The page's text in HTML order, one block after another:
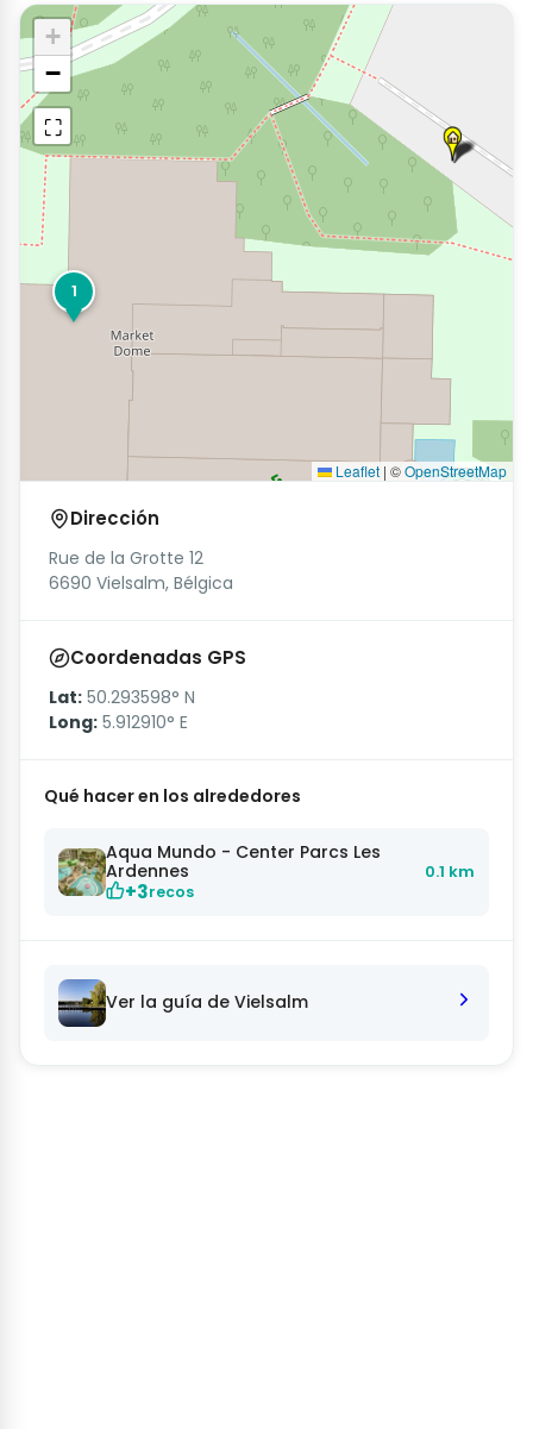
1
+
−
⛶
Leaflet | ©OpenStreetMap
Dirección
Rue de la Grotte 12
6690 Vielsalm, Bélgica
Coordenadas GPS
Lat: 50.293598° N
Long: 5.912910° E
Qué hacer en los alrededores
Aqua Mundo - Center Parcs Les
Ardennes
+3recos
0.1 km
Ver la guía de Vielsalm